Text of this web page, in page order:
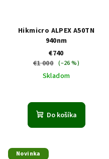
Hikmicro ALPEX A50TN
940nm
€740
€1 000 (–26 %)
Skladom
Do košíka
Novinka